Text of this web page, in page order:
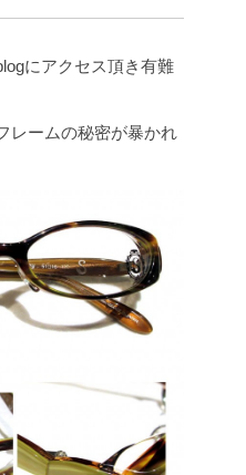
にアクセス頂き有難
レームの秘密が暴かれ